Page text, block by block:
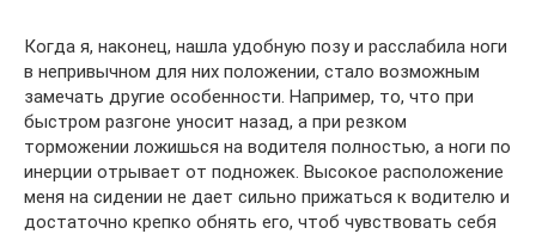
Когда я, наконец, нашла удобную позу и расслабила ноги
в непривычном для них положении, стало возможным
замечать другие особенности. Например, то, что при
быстром разгоне уносит назад, а при резком
торможении ложишься на водителя полностью, а ноги по
инерции отрывает от подножек. Высокое расположение
меня на сидении не дает сильно прижаться к водителю и
достаточно крепко обнять его, чтоб чувствовать себя